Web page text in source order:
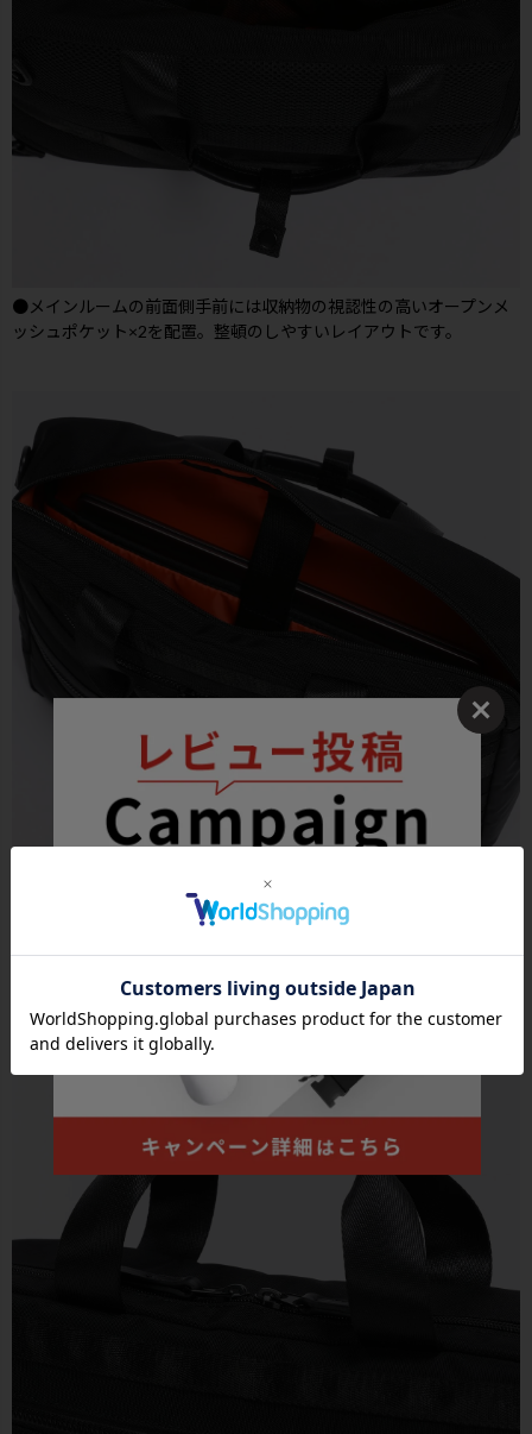
●メインルームの前面側手前には収納物の視認性の高いオープンメ
ッシュポケット×2を配置。整頓のしやすいレイアウトです。
●メインルームの背面側にはモバイル機器タブレットやノートパソ
器の対応サイズ：機器によって入らない可能性がございます。あくまで目安としてお考
え下さい。